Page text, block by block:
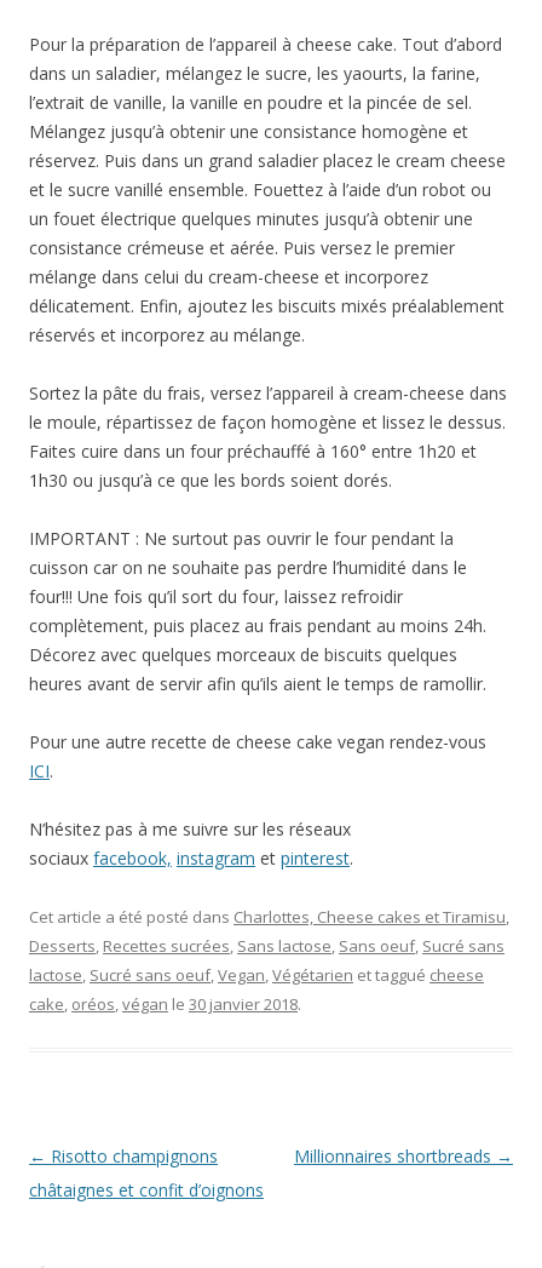
Pour la préparation de l’appareil à cheese cake. Tout d’abord
dans un saladier, mélangez le sucre, les yaourts, la farine,
l’extrait de vanille, la vanille en poudre et la pincée de sel.
Mélangez jusqu’à obtenir une consistance homogène et
réservez. Puis dans un grand saladier placez le cream cheese
et le sucre vanillé ensemble. Fouettez à l’aide d’un robot ou
un fouet électrique quelques minutes jusqu’à obtenir une
consistance crémeuse et aérée. Puis versez le premier
mélange dans celui du cream-cheese et incorporez
délicatement. Enfin, ajoutez les biscuits mixés préalablement
réservés et incorporez au mélange.
Sortez la pâte du frais, versez l’appareil à cream-cheese dans
le moule, répartissez de façon homogène et lissez le dessus.
Faites cuire dans un four préchauffé à 160° entre 1h20 et
1h30 ou jusqu’à ce que les bords soient dorés.
IMPORTANT : Ne surtout pas ouvrir le four pendant la
cuisson car on ne souhaite pas perdre l’humidité dans le
four!!! Une fois qu’il sort du four, laissez refroidir
complètement, puis placez au frais pendant au moins 24h.
Décorez avec quelques morceaux de biscuits quelques
heures avant de servir afin qu’ils aient le temps de ramollir.
Pour une autre recette de cheese cake vegan rendez-vous
ICI.
N’hésitez pas à me suivre sur les réseaux
sociaux facebook, instagram et pinterest.
Cet article a été posté dans Charlottes, Cheese cakes et Tiramisu,
Desserts, Recettes sucrées, Sans lactose, Sans oeuf, Sucré sans
lactose, Sucré sans oeuf,Vegan,Végétarien et taggué cheese
cake, oréos,végan le 30 janvier 2018.
Navigation Article
← Risotto champignons
châtaignes et confit d’oignons
Millionnaires shortbreads →